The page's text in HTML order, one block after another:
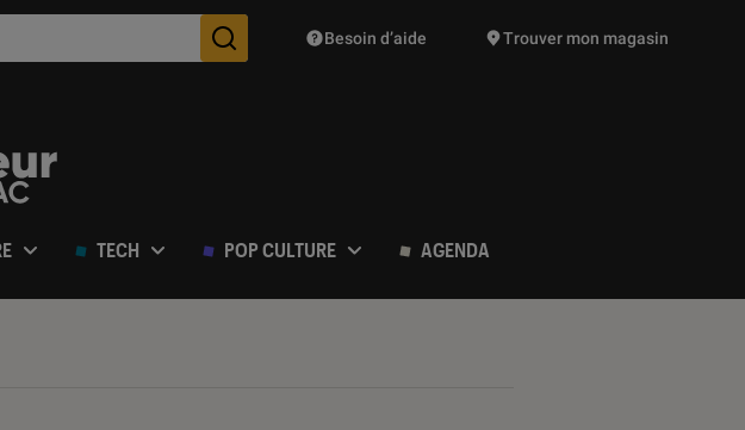
Des suggestions de produits vont vous être proposées
Besoin d’aide Trouver mon magasin
TECH POP CULTURE AGENDA